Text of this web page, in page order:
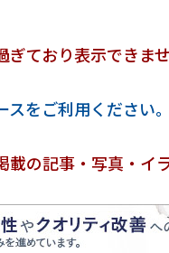
ており表示できませ
をご利用ください。
の記事・写真・イ